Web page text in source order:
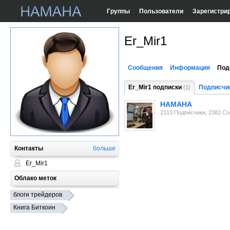
Группы Пользователи
Контакты больше
Er_Mir1
Облако меток
блоги трейдеров
Книга Биткоин
Er_Mir1
Сообщения Информация
Er_Mir1 подписки (1)
HAMAHA
2313 Подписчики, 2382